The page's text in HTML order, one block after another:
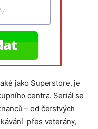
jako Superstore, je
centra. Seriál se
– od čerstvých
přes veterány,